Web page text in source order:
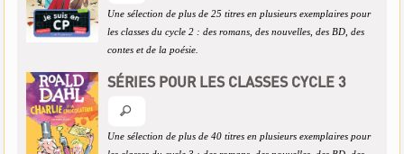
Une sélection de plus de 25 titres en plusieurs exemplaires pour
les classes du cycle 2 : des romans, des nouvelles, des BD, des
contes et de la poésie.
SÉRIES POUR LES CLASSES CYCLE 3
Une sélection de plus de 40 titres en plusieurs exemplaires pour